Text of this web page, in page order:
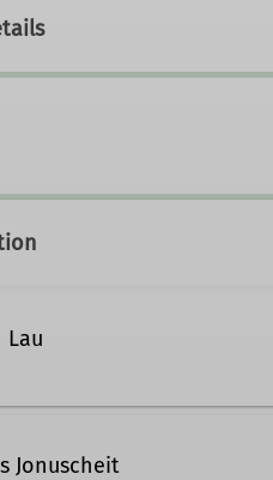
Lau
Jonuscheit